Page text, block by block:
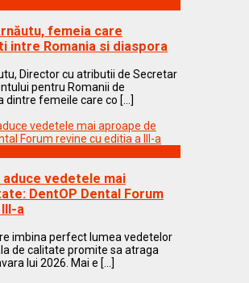
femeia care
intre Romania si diaspora
Director cu atributii de Secretar
pentru Romanii de
dintre femeile care co [...]
aduce vedetele mai
DentOP Dental Forum
a
imbina perfect lumea vedetelor
de calitate promite sa atraga
lui 2026. Mai e [...]